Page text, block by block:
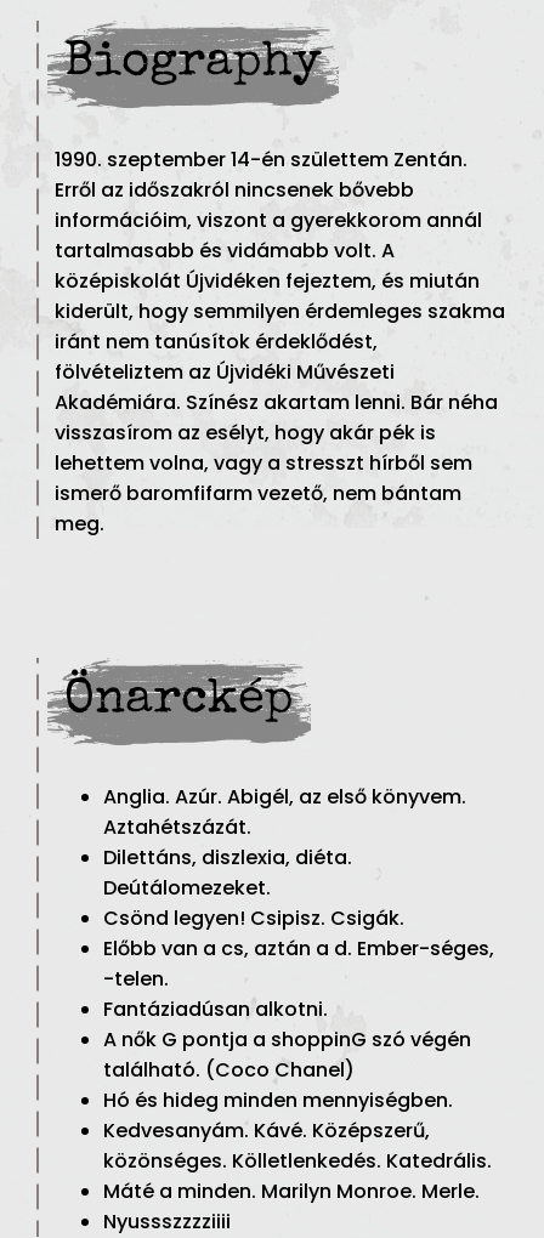
Biography
1990. szeptember 14-én születtem Zentán.
Erről az időszakról nincsenek bővebb
információim, viszont a gyerekkorom annál
tartalmasabb és vidámabb volt. A
középiskolát Újvidéken fejeztem, és miután
kiderült, hogy semmilyen érdemleges szakma
iránt nem tanúsítok érdeklődést,
fölvételiztem az Újvidéki Művészeti
Akadémiára. Színész akartam lenni. Bár néha
visszasírom az esélyt, hogy akár pék is
lehettem volna, vagy a stresszt hírből sem
ismerő baromfifarm vezető, nem bántam
meg.
Önarckép
Anglia. Azúr. Abigél, az első könyvem.
Aztahétszázát.
Dilettáns, diszlexia, diéta.
Deútálomezeket.
Csönd legyen! Csipisz. Csigák.
Előbb van a cs, aztán a d. Ember-séges,
-telen.
Fantáziadúsan alkotni.
A nők G pontja a shoppinG szó végén
található. (Coco Chanel)
Hó és hideg minden mennyiségben.
Kedvesanyám. Kávé. Középszerű,
közönséges. Kölletlenkedés. Katedrális.
Máté a minden. Marilyn Monroe. Merle.
Nyussszzzziiii